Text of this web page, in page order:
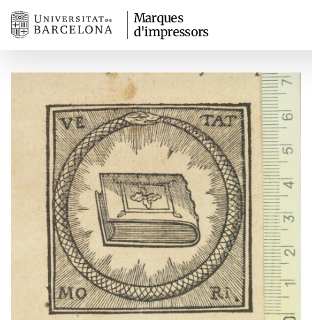
Marques
d'impressors